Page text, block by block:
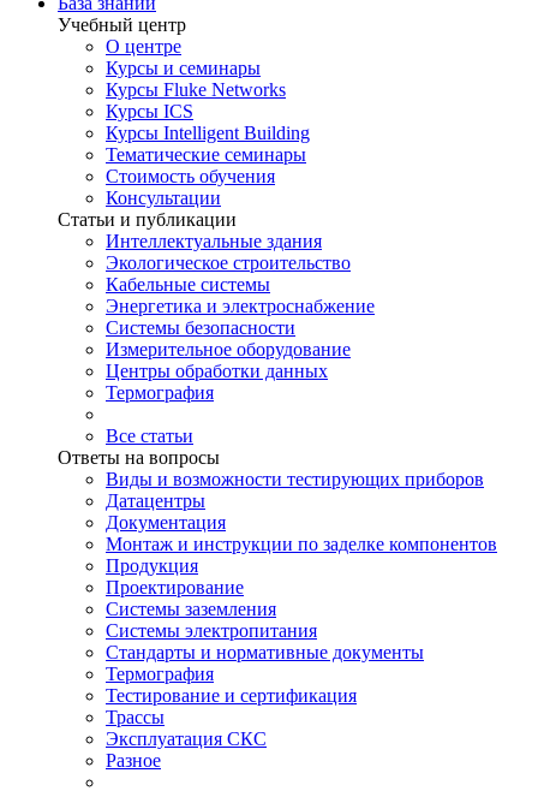
Учебный центр
О центре
Курсы и семинары
Курсы Fluke Networks
Курсы ICS
Курсы Intelligent Building
Тематические семинары
Стоимость обучения
Консультации
Статьи и публикации
Интеллектуальные здания
Экологическое строительство
Кабельные системы
Энергетика и электроснабжение
Системы безопасности
Измерительное оборудование
Центры обработки данных
Термография
Все статьи
Ответы на вопросы
Виды и возможности тестирующих приборов
Датацентры
Документация
Монтаж и инструкции по заделке компонентов
Продукция
Проектирование
Системы заземления
Системы электропитания
Стандарты и нормативные документы
Термография
Тестирование и сертификация
Трассы
Эксплуатация СКС
Разное